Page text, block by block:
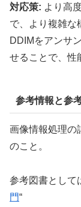
対応策: より高
で、より複雑な
DDIMをアンサ
せることで、性
参考情報と参
画像情報処理の
のこと。
参考図書として
門“